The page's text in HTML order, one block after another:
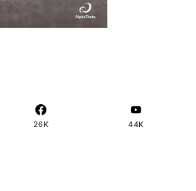
26K 44K